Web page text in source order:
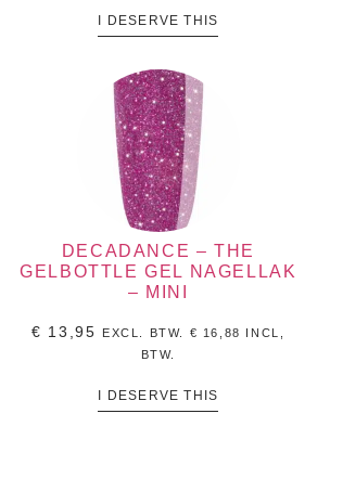
I DESERVE THIS
DECADANCE – THE
GELBOTTLE GEL NAGELLAK
– MINI
€ 13,95 EXCL. BTW. € 16,88 INCL,
BTW.
I DESERVE THIS